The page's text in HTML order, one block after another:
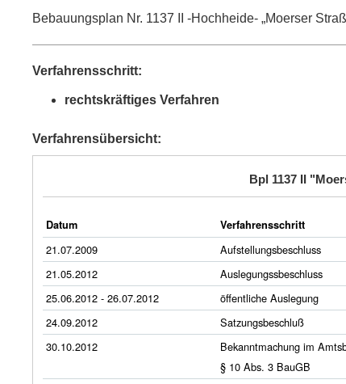
Bebauungsplan Nr. 1137 II -Hochheide- „Moerser
Verfahrensschritt:
rechtskräftiges Verfahren
Verfahrensübersicht:
Bpl 1137 II
Datum Verfahrensschritt
21.07.2009
Aufstellungsbeschluss
21.05.2012
Auslegungssbeschluss
25.06.2012 - 26.07.2012
öffentliche Auslegung
24.09.2012
Satzungsbeschluß
30.10.2012
Bekanntmachung im
§ 10 Abs. 3 BauGB